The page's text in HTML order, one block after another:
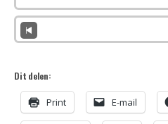
Dit delen:
Print E-mail